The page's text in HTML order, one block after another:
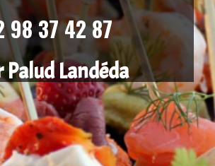
98 37 42 87
Palud Landéda